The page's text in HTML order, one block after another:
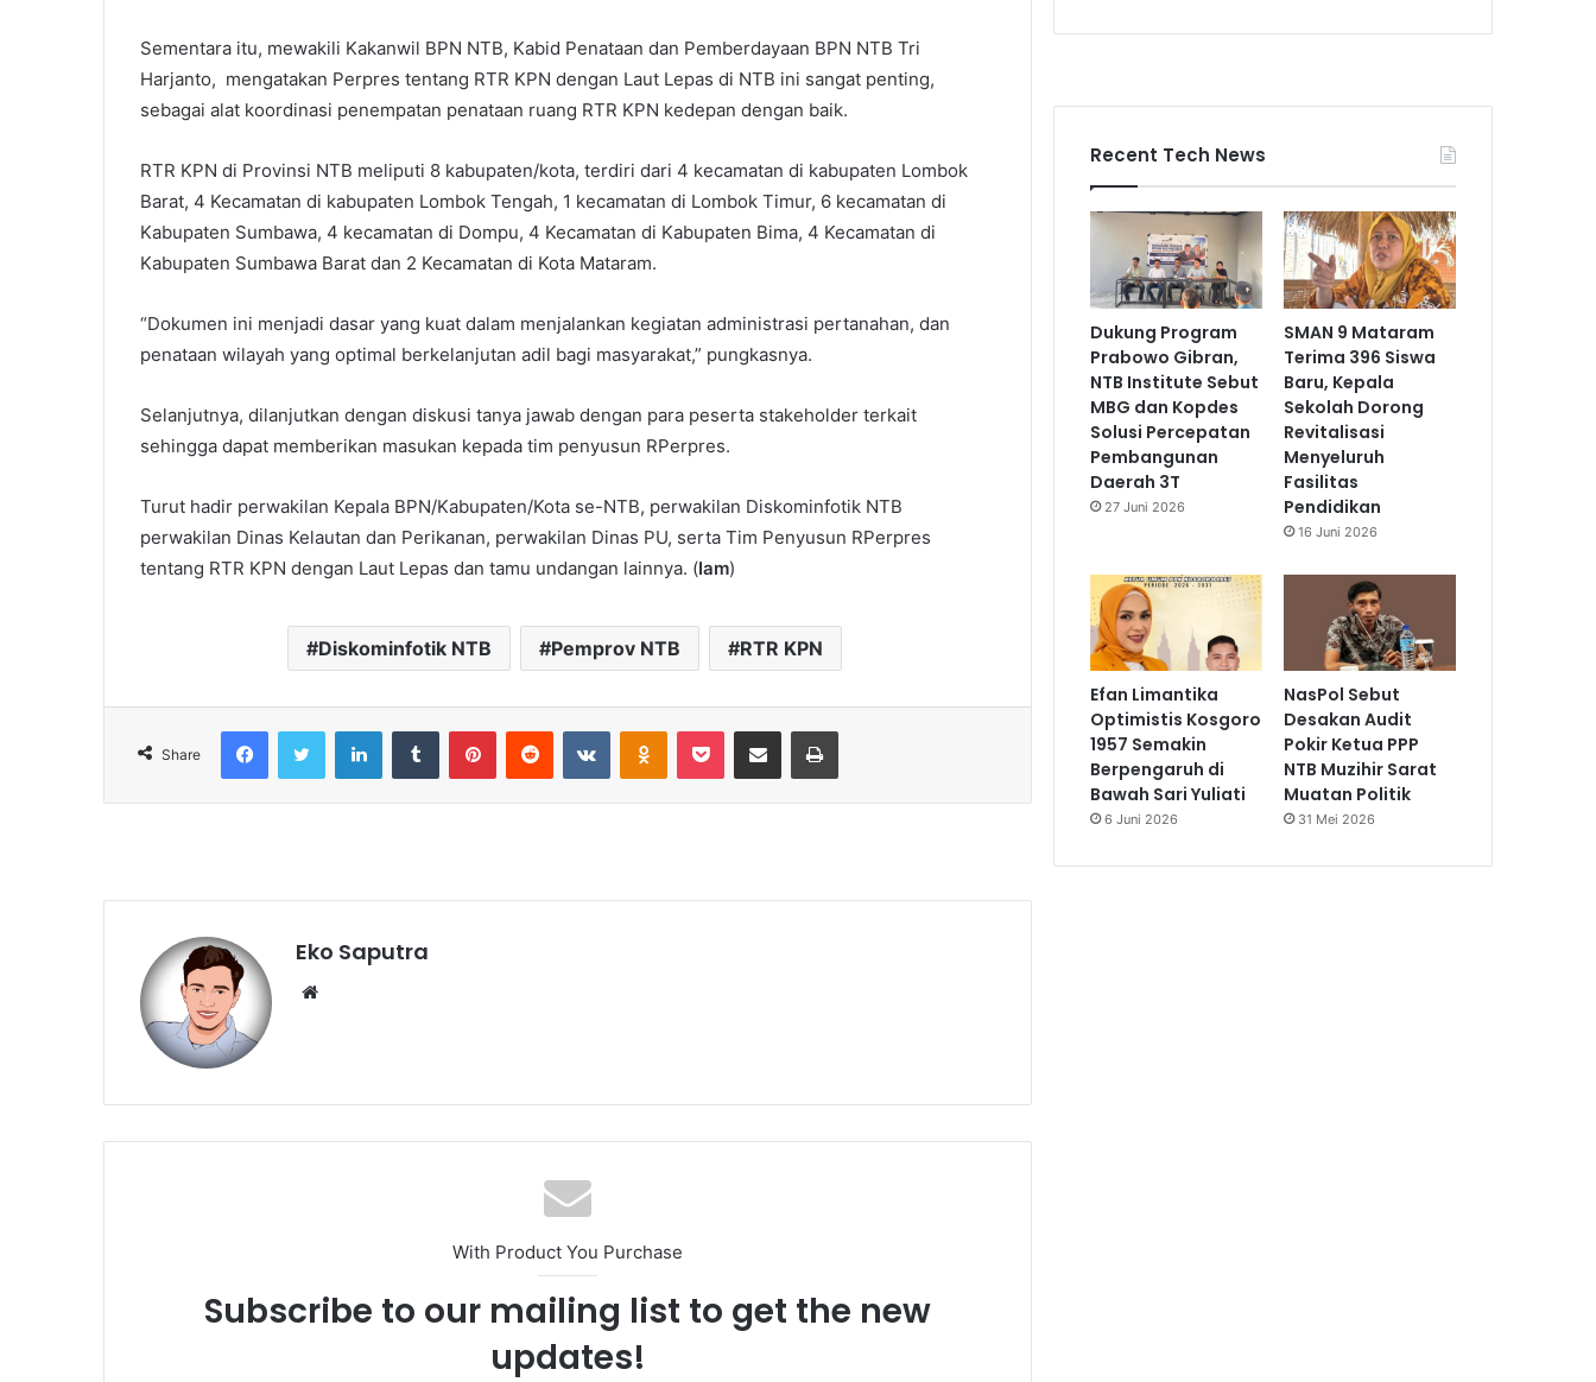
Sementara itu, mewakili Kakanwil BPN NTB, Kabid Penataan dan Pemberdayaan BPN NTB Tri
Harjanto, mengatakan Perpres tentang RTR KPN dengan Laut Lepas di NTB ini sangat penting,
sebagai alat koordinasi penempatan penataan ruang RTR KPN kedepan dengan baik.
RTR KPN di Provinsi NTB meliputi 8 kabupaten/kota, terdiri dari 4 kecamatan di kabupaten Lombok
Barat, 4 Kecamatan di kabupaten Lombok Tengah, 1 kecamatan di Lombok Timur, 6 kecamatan di
Kabupaten Sumbawa, 4 kecamatan di Dompu, 4 Kecamatan di Kabupaten Bima, 4 Kecamatan di
Kabupaten Sumbawa Barat dan 2 Kecamatan di Kota Mataram.
“Dokumen ini menjadi dasar yang kuat dalam menjalankan kegiatan administrasi pertanahan, dan
penataan wilayah yang optimal berkelanjutan adil bagi masyarakat,” pungkasnya.
Selanjutnya, dilanjutkan dengan diskusi tanya jawab dengan para peserta stakeholder terkait
sehingga dapat memberikan masukan kepada tim penyusun RPerpres.
Turut hadir perwakilan Kepala BPN/Kabupaten/Kota se-NTB, perwakilan Diskominfotik NTB
perwakilan Dinas Kelautan dan Perikanan, perwakilan Dinas PU, serta Tim Penyusun RPerpres
tentang RTR KPN dengan Laut Lepas dan tamu undangan lainnya. (Iam)
Diskominfotik NTB Pemprov NTB RTR KPN
Share
FacebookTwitter LinkedIn Tumblr PinterestReddit VKontakteOdnoklassniki
Pocket Share via Email
Eko Saputra
With Product You Purchase
Subscribe to our mailing list to get the new
updates!
Recent Tech News
Dukung Program
Prabowo Gibran,
NTB Institute Sebut
MBG dan Kopdes
Solusi Percepatan
Pembangunan
Daerah 3T
27 Juni 2026
SMAN 9 Mataram
Terima 396 Siswa
Baru, Kepala
Sekolah Dorong
Revitalisasi
Menyeluruh
Fasilitas
Pendidikan
16 Juni 2026
Efan Limantika
Optimistis Kosgoro
1957 Semakin
Berpengaruh di
Bawah Sari Yuliati
6 Juni 2026
NasPol Sebut
Desakan Audit
Pokir Ketua PPP
NTB Muzihir Sarat
Muatan Politik
31 Mei 2026